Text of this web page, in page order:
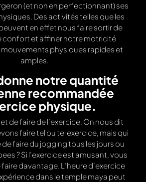
(et non en perfectionnant) ses
Des activités telles que les
en effet nous faire sortir de
confort et affiner notre motricité
physiques rapides et
amples.
notre quantité
recommandée
physique.
de faire de l’exercice. On nous dit
faire tel ou tel exercice, mais qui
de faire du jogging tous les jours ou
? Si l’exercice est amusant, vous
faire davantage. L’heure d’exercice
dans le temple maya peut